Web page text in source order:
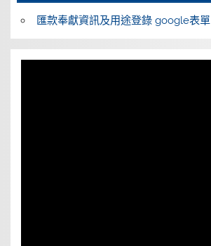
匯款奉獻資訊及用途登錄 google表單